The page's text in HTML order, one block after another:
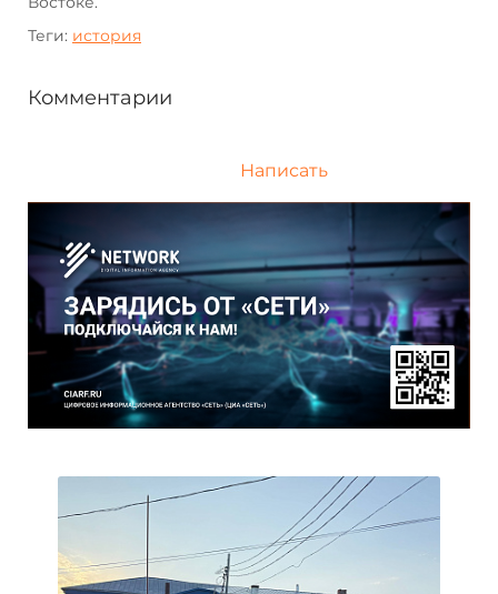
Теги: история
Комментарии
Написать